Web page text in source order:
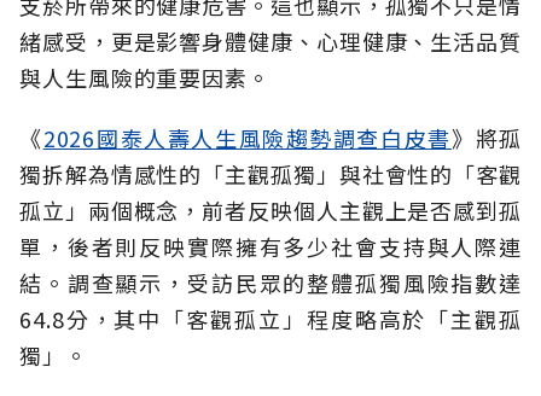
緒感受，更是影響身體健康、心理健康、生活品質
與人生風險的重要因素。
《2026國泰人壽人生風險趨勢調查白皮書》將孤
獨拆解為情感性的「主觀孤獨」與社會性的「客觀
孤立」兩個概念，前者反映個人主觀上是否感到孤
單，後者則反映實際擁有多少社會支持與人際連
結。調查顯示，受訪民眾的整體孤獨風險指數達
64.8分，其中「客觀孤立」程度略高於「主觀孤
獨」。